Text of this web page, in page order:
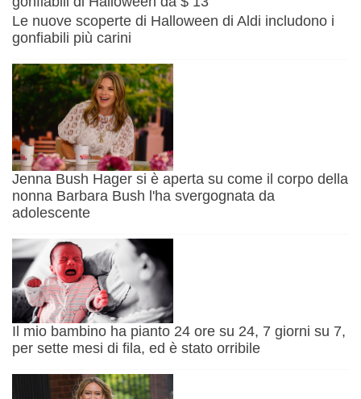
Le nuove scoperte di Halloween di Aldi includono i
gonfiabili più carini
Jenna Bush Hager si è aperta su come il corpo della
nonna Barbara Bush l'ha svergognata da
adolescente
Il mio bambino ha pianto 24 ore su 24, 7 giorni su 7,
per sette mesi di fila, ed è stato orribile